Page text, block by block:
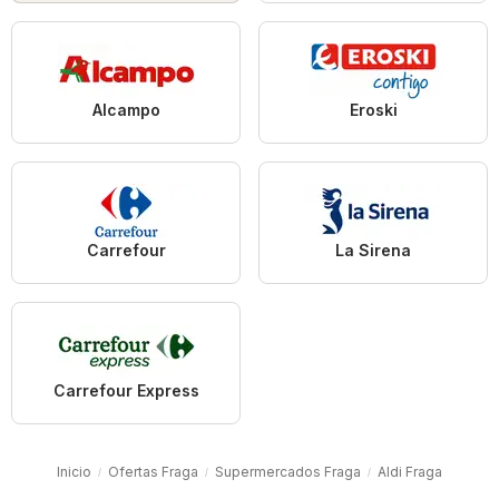
Alcampo Eroski
Carrefour La Sirena
Carrefour Express
Inicio Ofertas Fraga Supermercados Fraga Aldi Fraga